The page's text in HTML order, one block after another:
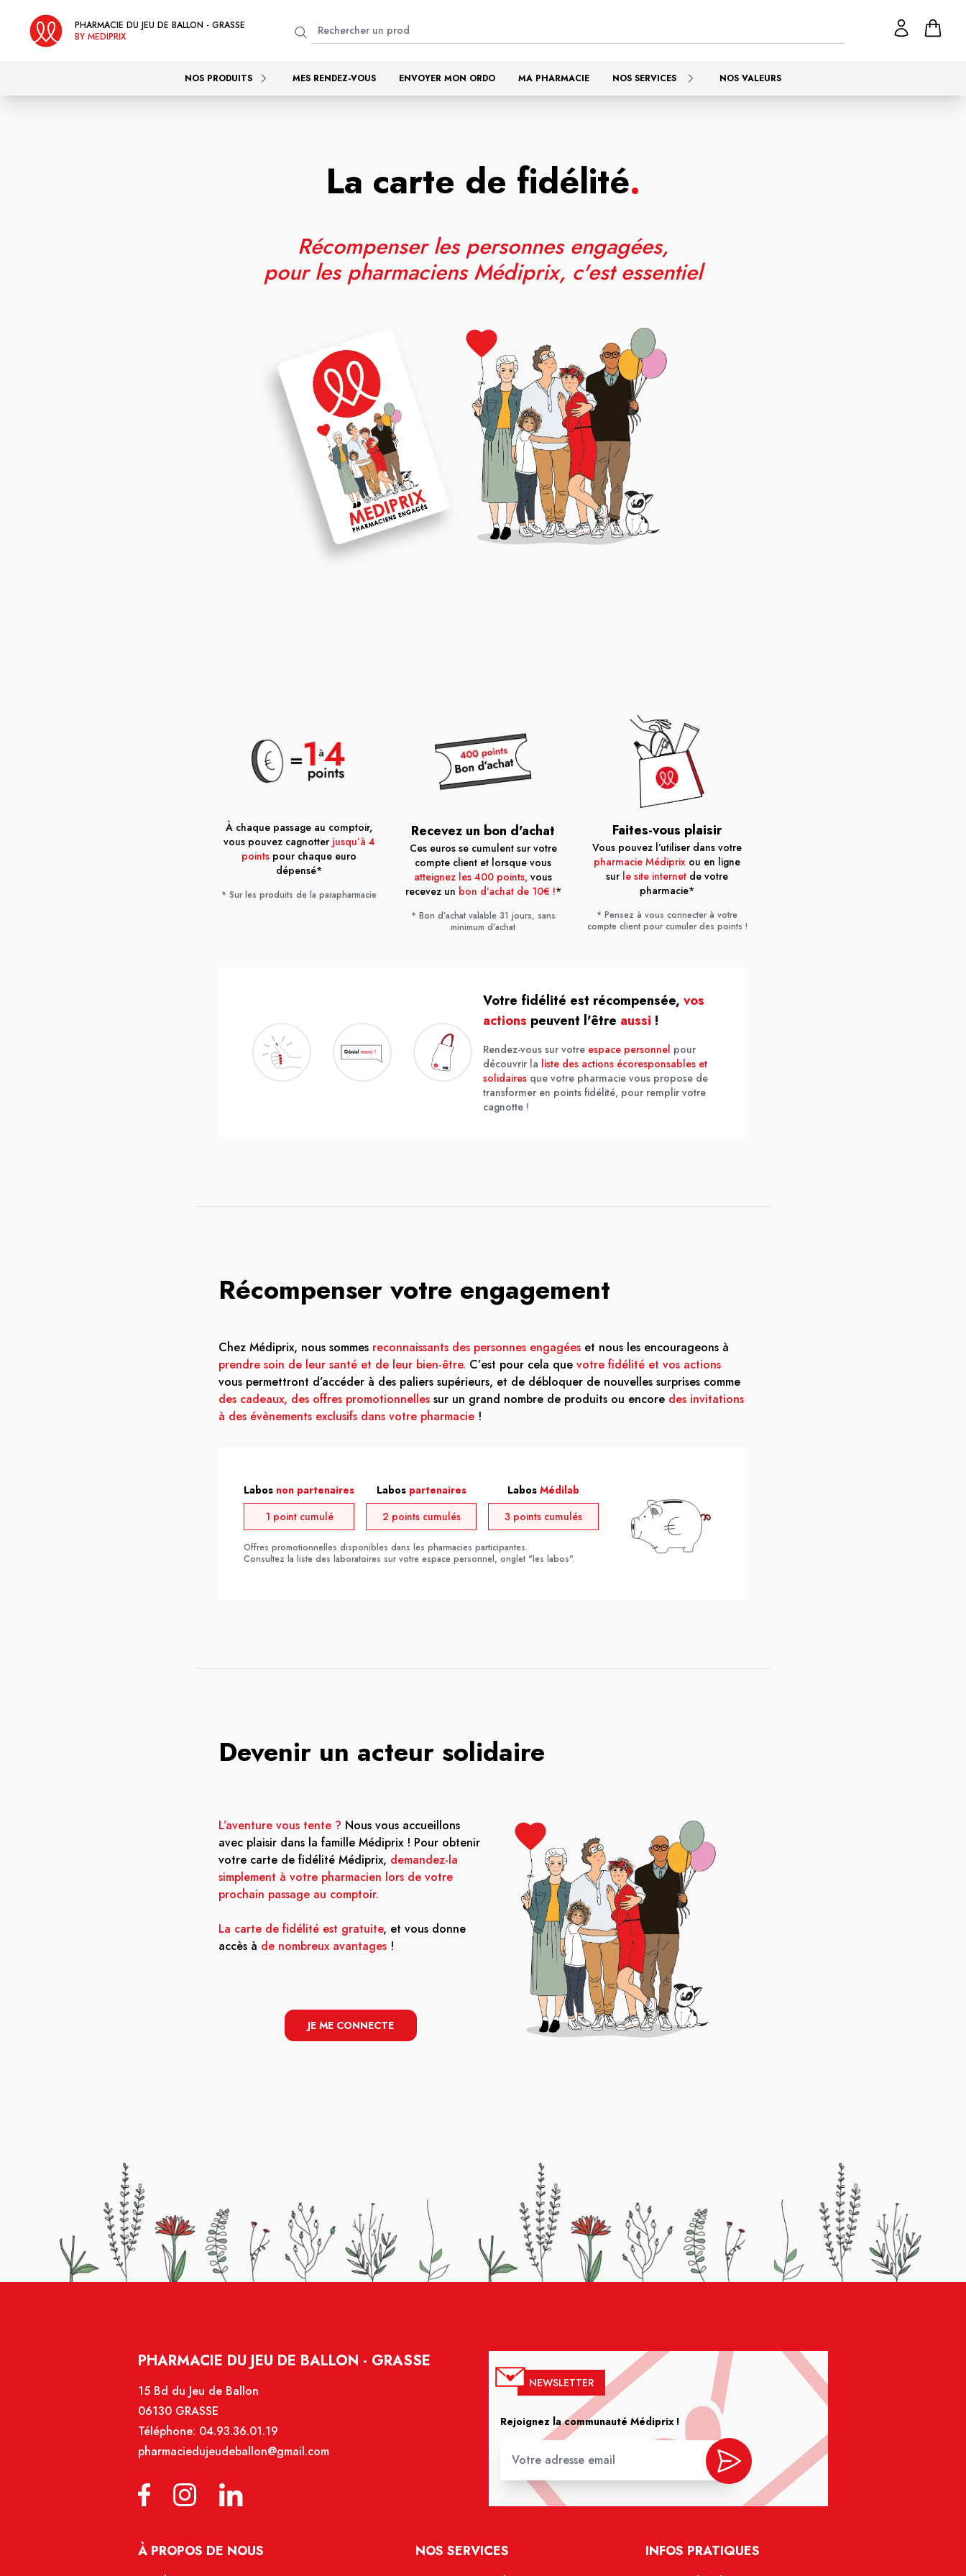
PHARMACIE DU JEU DE BALLON - GRASSE
BY MEDIPRIX
NOS PRODUITS MES RENDEZ-VOUS ENVOYER MON ORDO MA PHARMACIE NOS SERVICES NOS VALEURS
La carte de fidélité.
Récompenser les personnes engagées,
pour les pharmaciens Médiprix, c'est essentiel
À chaque passage au comptoir,
vous pouvez cagnotter jusqu’à 4
points pour chaque euro
dépensé*
* Sur les produits de la parapharmacie
Recevez un bon d'achat
Ces euros se cumulent sur votre
compte client et lorsque vous
atteignez les 400 points, vous
recevez un bon d’achat de 10€ !*
* Bon d’achat valable 31 jours, sans
minimum d’achat
Faites-vous plaisir
Vous pouvez l’utiliser dans votre
pharmacie Médiprix ou en ligne
sur le site internet de votre
pharmacie*
* Pensez à vous connecter à votre
compte client pour cumuler des points !
Votre fidélité est récompensée, vos
actions peuvent l'être aussi !
Rendez-vous sur votre espace personnel pour
découvrir la liste des actions écoresponsables et
solidaires que votre pharmacie vous propose de
transformer en points fidélité, pour remplir votre
cagnotte !
Récompenser votre engagement
Chez Médiprix, nous sommes reconnaissants des personnes engagées et nous les encourageons à
prendre soin de leur santé et de leur bien-être. C’est pour cela que votre fidélité et vos actions
vous permettront d’accéder à des paliers supérieurs, et de débloquer de nouvelles surprises comme
des cadeaux, des offres promotionnelles sur un grand nombre de produits ou encore des invitations
à des évènements exclusifs dans votre pharmacie !
Labos non partenaires
1 point cumulé
Labos partenaires
2 points cumulés
Labos Médilab
3 points cumulés
Offres promotionnelles disponibles dans les pharmacies participantes.
Consultez la liste des laboratoires sur votre espace personnel, onglet "les labos".
Devenir un acteur solidaire
L’aventure vous tente ? Nous vous accueillons
avec plaisir dans la famille Médiprix ! Pour obtenir
votre carte de fidélité Médiprix, demandez-la
simplement à votre pharmacien lors de votre
prochain passage au comptoir.
La carte de fidélité est gratuite, et vous donne
accès à de nombreux avantages !
JE ME CONNECTE
PHARMACIE DU JEU DE BALLON - GRASSE
15 Bd du Jeu de Ballon
06130 GRASSE
Téléphone: 04.93.36.01.19
pharmaciedujeudeballon@gmail.com
NEWSLETTER
Rejoignez la communauté Médiprix !
À PROPOS DE NOUS NOS SERVICES INFOS PRATIQUES